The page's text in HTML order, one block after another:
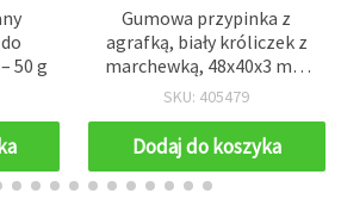
50 g
Gumowa przypinka z
agrafką, biały króliczek z
marchewką, 48x40x3 mm
- 5 szt.
SKU: 405479
Dodaj do koszyka